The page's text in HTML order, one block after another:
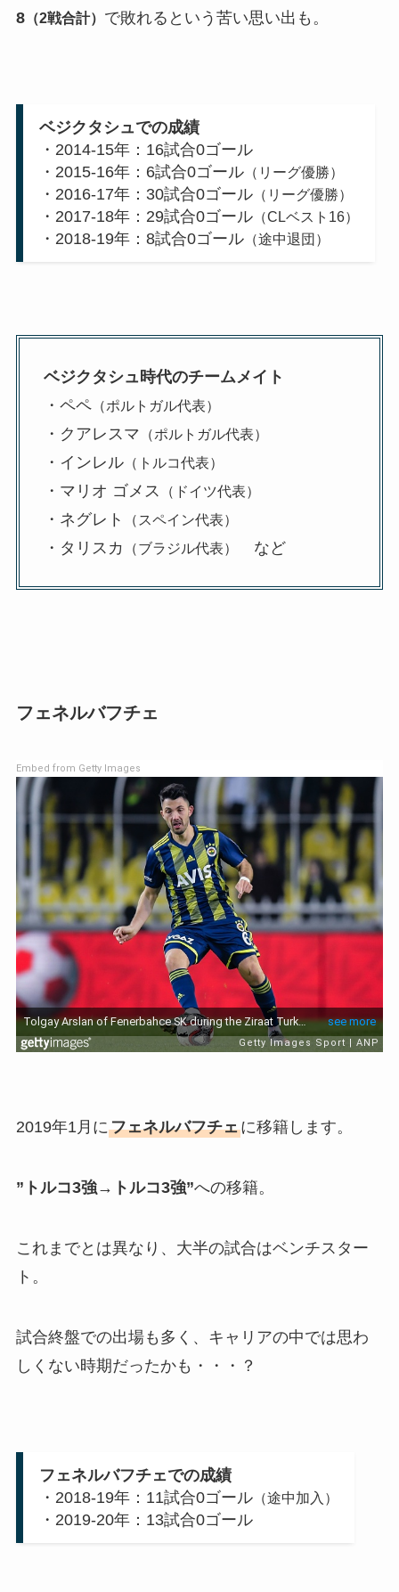
8（2戦合計） で敗れるという苦い思い出も。
ベジクタシュでの成績
・2014-15年：16試合0ゴール
・2015-16年：6試合0ゴール（リーグ優勝）
・2016-17年：30試合0ゴール（リーグ優勝）
・2017-18年：29試合0ゴール（CLベスト16）
・2018-19年：8試合0ゴール（途中退団）
ベジクタシュ時代のチームメイト
・ペペ（ポルトガル代表）
・クアレスマ （ポルトガル代表）
・インレル（トルコ代表）
・マリオ ゴメス （ドイツ代表）
・ネグレト （スペイン代表）
・タリスカ （ブラジル代表） など
フェネルバフチェ
Embed from Getty Images
2019年1月にフェネルバフチェに移籍します。
”トルコ3強→トルコ3強”への移籍。
これまでとは異なり、大半の試合はベンチスター
ト。
試合終盤での出場も多く、キャリアの中では思わ
しくない時期だったかも・・・？
フェネルバフチェでの成績
・2018-19年：11試合0ゴール（途中加入）
・2019-20年：13試合0ゴール